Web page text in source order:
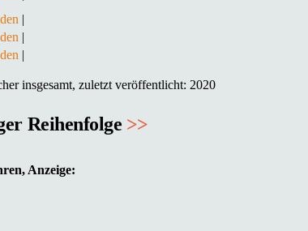
|
|
|
insgesamt, zuletzt veröffentlicht: 2020
Reihenfolge >>
Anzeige: